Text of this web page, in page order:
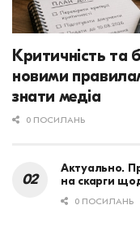
Критичність та
новими
знати медіа
0 ПОСИЛАНЬ
Актуально.
на скарги
0 ПОСИЛАНЬ